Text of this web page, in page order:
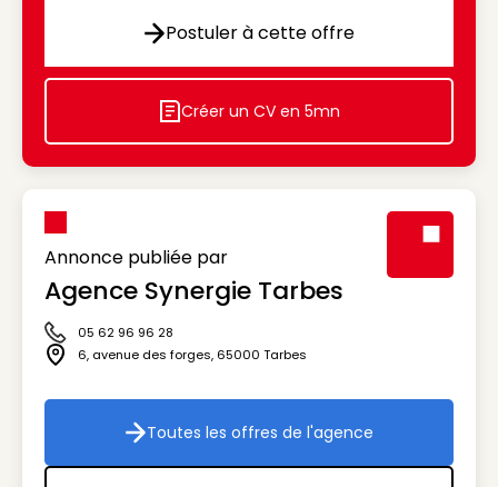
Postuler à cette offre
Postuler à cette offre
Icon decorative
Créer un CV en 5mn
Annonce publiée par
Agence Synergie Tarbes
Icône téléphone
05 62 96 96 28
Icône adresse
6, avenue des forges, 65000 Tarbes
Toutes les offres de l'agence
Toutes les offres de l'agence